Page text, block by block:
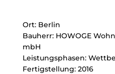
Ort: Berlin
Bauherr: HOWOGE
mbH
Leistungsphasen:
Fertigstellung: 2016